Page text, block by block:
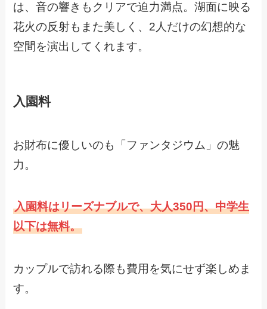
は、音の響きもクリアで迫力満点。湖面に映る
花火の反射もまた美しく、2人だけの幻想的な
空間を演出してくれます。
入園料
お財布に優しいのも「ファンタジウム」の魅
力。
入園料はリーズナブルで、大人350円、中学生
以下は無料。
カップルで訪れる際も費用を気にせず楽しめま
す。